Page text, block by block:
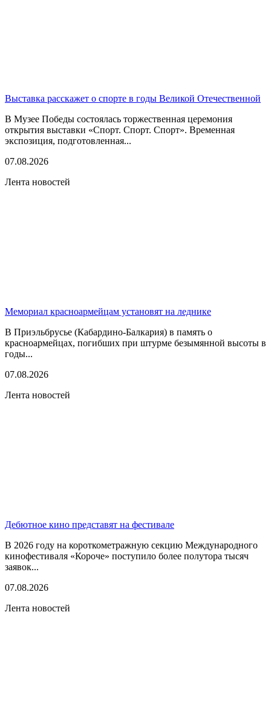
Выставка расскажет о спорте в годы Великой Отечественной
В Музее Победы состоялась торжественная церемония
открытия выставки «Спорт. Спорт. Спорт». Временная
экспозиция, подготовленная...
07.08.2026
Лента новостей
Мемориал красноармейцам установят на леднике
В Приэльбрусье (Кабардино-Балкария) в память о
красноармейцах, погибших при штурме безымянной высоты в
годы...
07.08.2026
Лента новостей
Дебютное кино представят на фестивале
В 2026 году на короткометражную секцию Международного
кинофестиваля «Короче» поступило более полутора тысяч
заявок...
07.08.2026
Лента новостей